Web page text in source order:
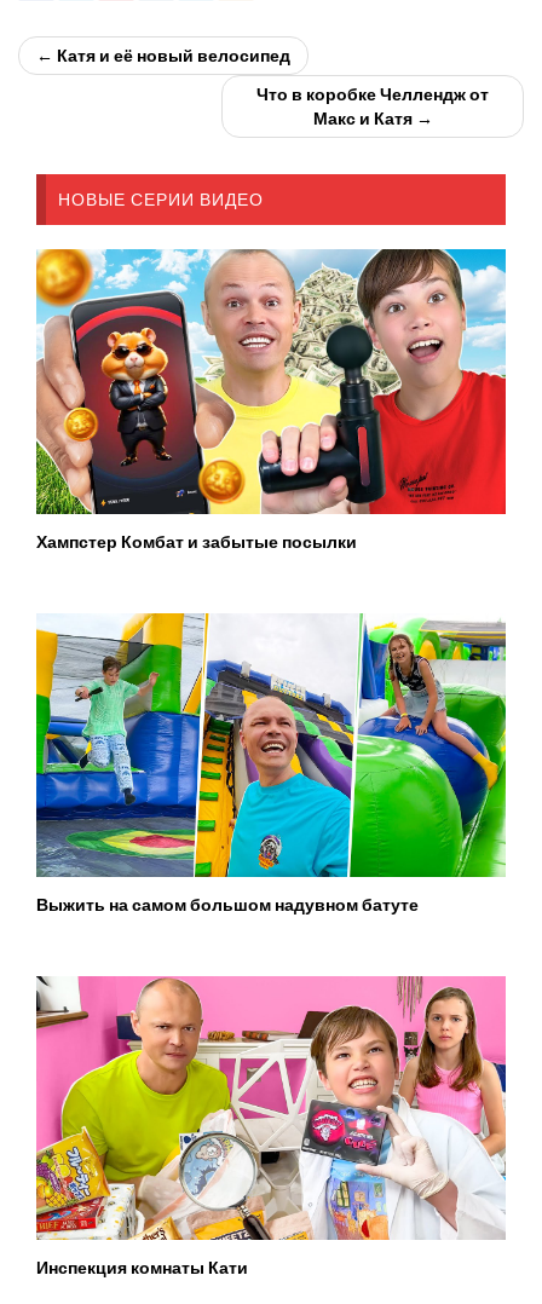
← Катя и её новый велосипед
Что в коробке Челлендж от
Макс и Катя →
НОВЫЕ СЕРИИ ВИДЕО
Хампстер Комбат и забытые посылки
Выжить на самом большом надувном батуте
Инспекция комнаты Кати